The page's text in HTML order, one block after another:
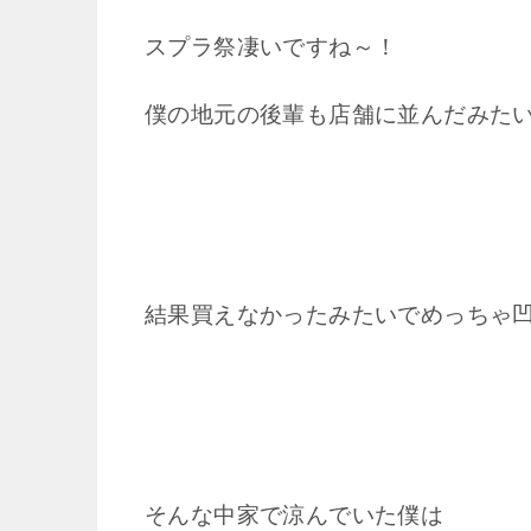
スプラ祭凄いですね～！
僕の地元の後輩も店舗に並んだみたい
結果買えなかったみたいでめっちゃ
そんな中家で涼んでいた僕は